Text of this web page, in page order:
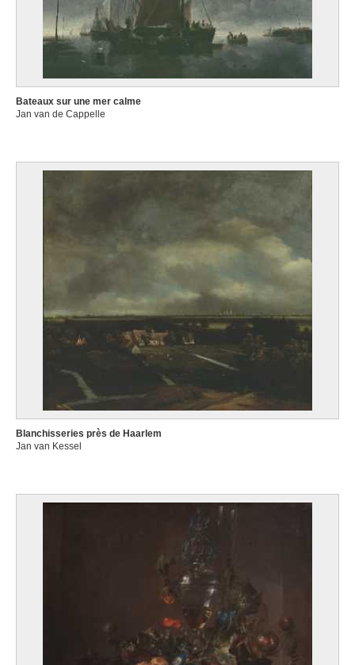
Bateaux sur une mer calme
Jan van de Cappelle
Blanchisseries près de Haarlem
Jan van Kessel